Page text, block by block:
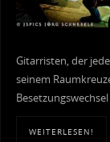
Gitarristen, der
seinem
WEITERLESEN!